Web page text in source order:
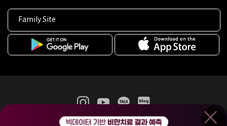
Family Site
365mc 병·의원 이용약관 홈페이지 이용약관